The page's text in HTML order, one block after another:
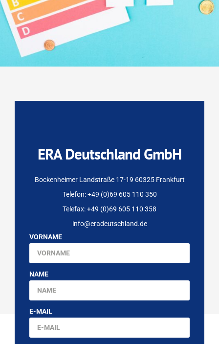
ERA Deutschland GmbH
Bockenheimer Landstraße 17-19 60325 Frankfurt
Telefon: +49 (0)69 605 110 350
Telefax: +49 (0)69 605 110 358
info@eradeutschland.de
VORNAME
NAME
E-MAIL